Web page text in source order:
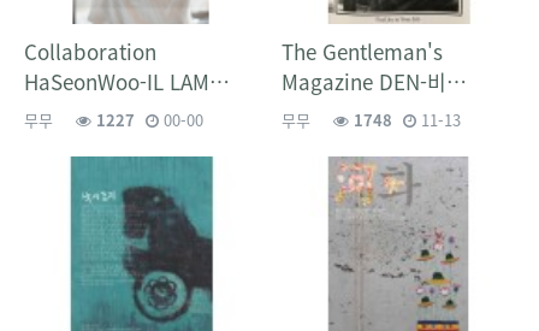
Collaboration
HaSeonWoo-IL LAM…
무무 1227 00-00
The Gentleman's
Magazine DEN-비…
무무 1748 11-13